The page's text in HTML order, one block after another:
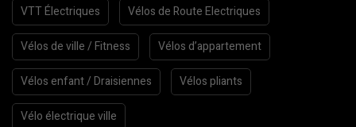
VTT Électriques Vélos de Route Electriques
Vélos de ville / Fitness Vélos d’appartement
Vélos enfant / Draisiennes Vélos pliants
Vélo électrique ville